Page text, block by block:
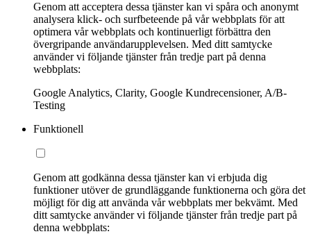
Genom att acceptera dessa tjänster kan vi spåra och anonymt
analysera klick- och surfbeteende på vår webbplats för att
optimera vår webbplats och kontinuerligt förbättra den
övergripande användarupplevelsen. Med ditt samtycke
använder vi följande tjänster från tredje part på denna
webbplats:
Google Analytics, Clarity, Google Kundrecensioner, A/B-
Testing
Funktionell
Genom att godkänna dessa tjänster kan vi erbjuda dig
funktioner utöver de grundläggande funktionerna och göra det
möjligt för dig att använda vår webbplats mer bekvämt. Med
ditt samtycke använder vi följande tjänster från tredje part på
denna webbplats: